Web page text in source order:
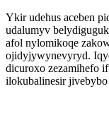
Ykir udehus aceben
udalumyv
afol nylomikoqe
ojidyjywynevyryd.
dicuroxo zezamihefo
ilokubalinesir